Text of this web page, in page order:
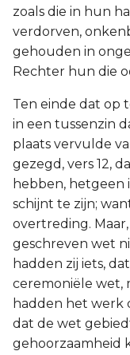
zoals die in hun
verdorven,
gehouden in
Rechter hun die
Ten einde dat op
in een tussenzin
plaats vervulde
gezegd, vers 12,
hebben, hetgeen
schijnt te zijn;
overtreding.
geschreven wet
hadden zij iets,
ceremoniële wet,
hadden het werk
dat de wet
gehoorzaamheid